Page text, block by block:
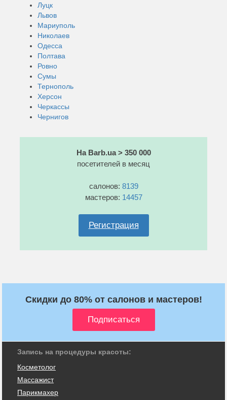
Луцк
Львов
Мариуполь
Николаев
Одесса
Полтава
Ровно
Сумы
Тернополь
Херсон
Черкассы
Чернигов
На Barb.ua > 350 000
посетителей в месяц
салонов: 8139
мастеров: 14457
Регистрация
Скидки до 80% от салонов и мастеров!
Запись на процедуры красоты:
Косметолог
Массажист
Парикмахер